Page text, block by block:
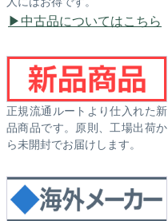
中古品についてはこちら
正規流通ルートより仕入れた新
品商品です。原則、工場出荷か
ら未開封でお届けします。